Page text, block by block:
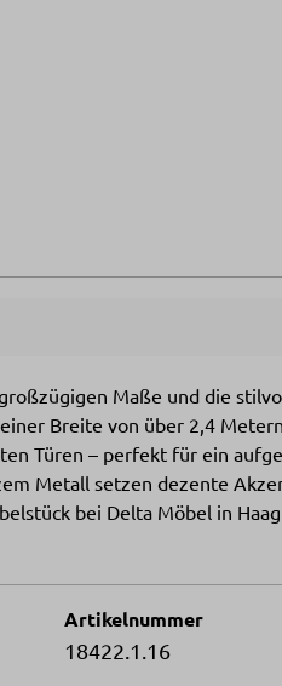
Maße und die
Breite von über 2,4
Türen – perfekt für ein
Metall setzen dezente
bei Delta Möbel in
Artikelnummer
18422.1.16